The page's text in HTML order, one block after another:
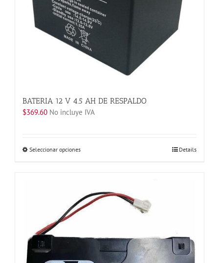
BATERIA 12 V 4.5 AH DE RESPALDO
$369.60 No incluye IVA
Seleccionar opcionesEste
variantes.
Las
pueden
en
Details